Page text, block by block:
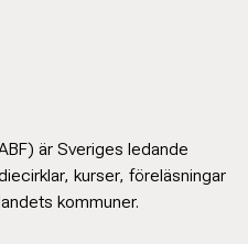
är Sveriges ledande
kurser, föreläsningar
kommuner.